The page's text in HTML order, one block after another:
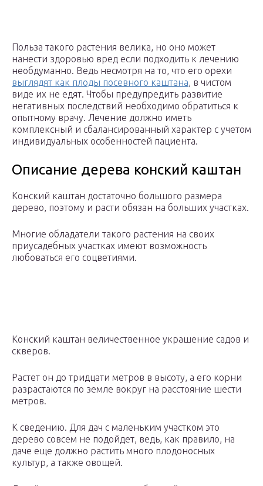
Польза такого растения велика, но оно может
нанести здоровью вред если подходить к лечению
необдуманно. Ведь несмотря на то, что его орехи
выглядят как плоды посевного каштана, в чистом
виде их не едят. Чтобы предупредить развитие
негативных последствий необходимо обратиться к
опытному врачу. Лечение должно иметь
комплексный и сбалансированный характер с учетом
индивидуальных особенностей пациента.
Описание дерева конский каштан
Конский каштан достаточно большого размера
дерево, поэтому и расти обязан на больших участках.
Многие обладатели такого растения на своих
приусадебных участках имеют возможность
любоваться его соцветиями.
Конский каштан величественное украшение садов и
скверов.
Растет он до тридцати метров в высоту, а его корни
разрастаются по земле вокруг на расстояние шести
метров.
К сведению. Для дач с маленьким участком это
дерево совсем не подойдет, ведь, как правило, на
даче еще должно растить много плодоносных
культур, а также овощей.